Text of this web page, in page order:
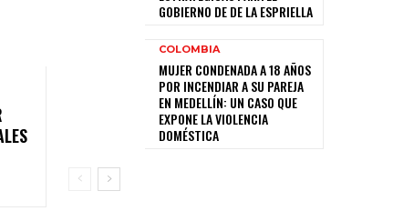
GOBIERNO DE DE LA ESPRIELLA
COLOMBIA
MUJER CONDENADA A 18 AÑOS
POR INCENDIAR A SU PAREJA
EN MEDELLÍN: UN CASO QUE
EXPONE LA VIOLENCIA
DOMÉSTICA